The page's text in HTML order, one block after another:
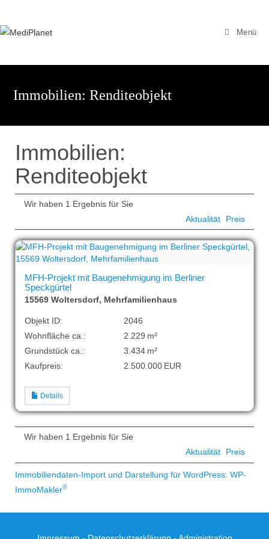
springen
Menü
Immobilien: Renditeobjekt
Immobilien:
Renditeobjekt
Wir haben 1 Ergebnis für Sie
Aktualität
Preis
MFH-Projekt mit Baugenehmigung im Berliner
Speckgürtel
15569 Woltersdorf, Mehrfamilienhaus
Objekt ID:
2046
Wohnfläche ca.:
2.229 m²
Grund­stück ca.:
3.434 m²
Kaufpreis:
2.500.000 EUR
Details
Wir haben 1 Ergebnis für Sie
Aktualität
Preis
Immobiliendaten-Import und Darstellung für WordPress: WP-
ImmoMakler®